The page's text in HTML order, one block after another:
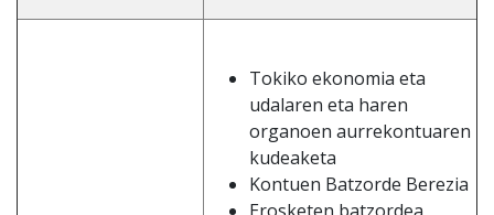
Tokiko ekonomia eta
udalaren eta haren
organoen aurrekontuaren
kudeaketa
Kontuen Batzorde Berezia